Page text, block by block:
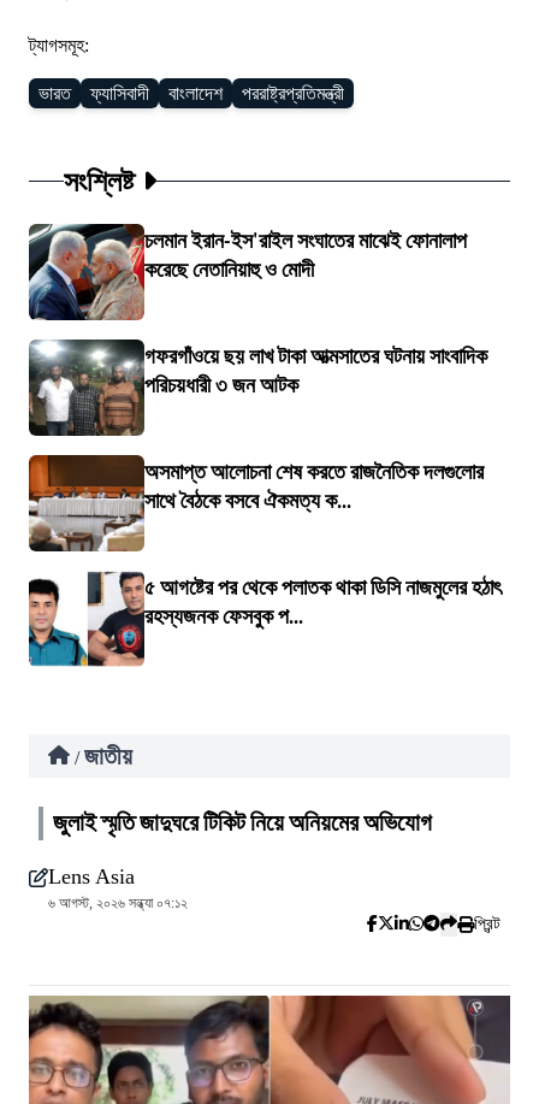
ট্যাগসমূহ:
ভারত ফ্যাসিবাদী বাংলাদেশ পররাষ্ট্রপ্রতিমন্ত্রী
সংশ্লিষ্ট
চলমান ইরান-ইস'রাইল সংঘাতের মাঝেই ফোনালাপ
করেছে নেতানিয়াহু ও মোদী
গফরগাঁওয়ে ছয় লাখ টাকা আত্মসাতের ঘটনায় সাংবাদিক
পরিচয়ধারী ৩ জন আটক
অসমাপ্ত আলোচনা শেষ করতে রাজনৈতিক দলগুলোর
সাথে বৈঠকে বসবে ঐকমত্য ক...
৫ আগষ্টের পর থেকে পলাতক থাকা ডিসি নাজমুলের হঠাৎ
রহস্যজনক ফেসবুক প...
/ জাতীয়
জুলাই স্মৃতি জাদুঘরে টিকিট নিয়ে অনিয়মের অভিযোগ
Lens Asia
৬ আগস্ট, ২০২৬ সন্ধ্যা ০৭:১২
প্রিন্ট